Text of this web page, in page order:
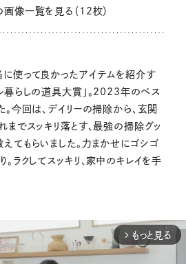
画像一覧を見る（12枚）
使って良かったアイテムを紹介す
暮らしの道具大賞」。2023年のベス
。今回は、デイリーの掃除から、玄関
までスッキリ落とす、最強の掃除グッ
てもらいました。力まかせにゴシゴ
ラクしてスッキリ、家中のキレイを手
arrow_forward_ios もっと見る